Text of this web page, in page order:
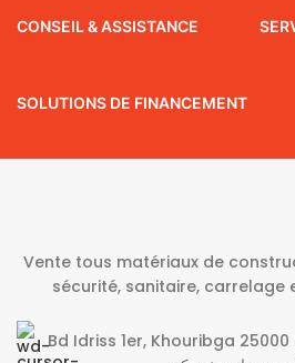
CONSEIL & ASSISTANCE
SOLUTIONS DE FINANCEMENT
Vente tous matériaux de
sécurité, sanitaire, carrelage
Bd Idriss 1er, Khouribga 25000 شارع مولاي إدريس الأول ،